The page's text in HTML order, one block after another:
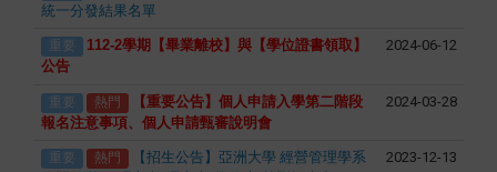
統一分發結果名單
重要 112-2學期【畢業離校】與【學位證書領取】
公告
2024-06-12
重要 熱門
【重要公告】個人申請入學第二階段
報名注意事項、個人申請甄審說明會
2024-03-28
重要 熱門
【招生公告】亞洲大學 經營管理學系
2023-12-13